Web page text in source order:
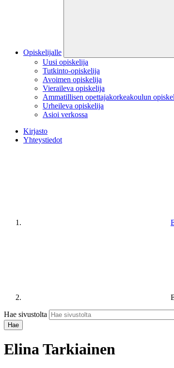
Opiskelijalle
Uusi opiskelija
Tutkinto-opiskelija
Avoimen opiskelija
Vieraileva opiskelija
Ammatillisen opettajakorkeakoulun
Urheileva opiskelija
Asioi verkossa
Kirjasto
Yhteystiedot
Hae sivustolta
Elina Tarkiainen